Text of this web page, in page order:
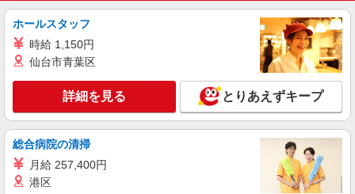
時給1,900円 研修期間2ヵ月／時給1,700円
東京都品川区 ★上記以外にも神奈川県内（川
崎・横浜・相模原など）に多数派遣先有
キープ 詳細を見る
LAPI-Staff株式会社 本社/軽作業窓口
物流事務
ホールスタッフ
時給 1,150円
仙台市青葉区
詳細を見る とりあえずキープ
総合病院の清掃
月給 257,400円
港区